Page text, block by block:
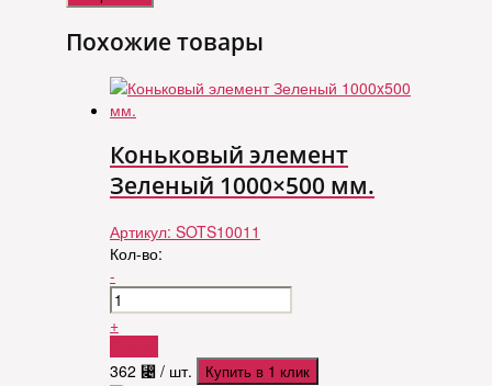
Похожие товары
Коньковый элемент
Зеленый 1000×500 мм.
Артикул: SOTS10011
Кол-во:
-
+
362 ⃄ / шт. Купить в 1 клик